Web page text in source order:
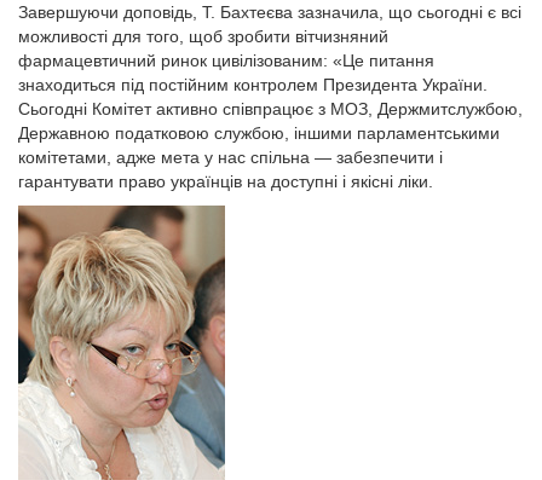
Завершуючи доповідь, Т. Бахтеєва зазначила, що сьогодні є всі
можливості для того, щоб зробити вітчизняний
фармацевтичний ринок цивілізованим: «Це питання
знаходиться під постійним контролем Президента України.
Сьогодні Комітет активно співпрацює з МОЗ, Держмитслужбою,
Державною податковою службою, іншими парламентськими
комітетами, адже мета у нас спільна — забезпечити і
гарантувати право українців на доступні і якісні ліки.